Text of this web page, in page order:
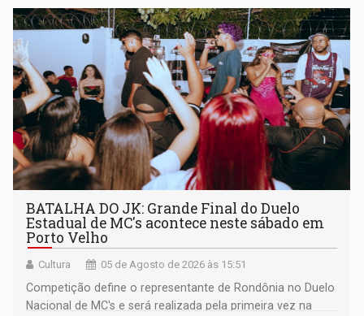
BATALHA DO JK: Grande Final do Duelo
Estadual de MC's acontece neste sábado em
Porto Velho
Cultura 05 de Agosto de 2026 às 15:51
Competição define o representante de Rondônia no Duelo
Nacional de MC's e será realizada pela primeira vez na